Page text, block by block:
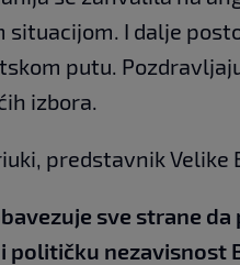
situacijom. I dalje
putu.
izbora.
predstavnik Velike
sve strane
političku nezavisnost